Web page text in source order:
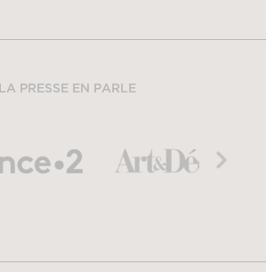
LA PRESSE EN PARLE